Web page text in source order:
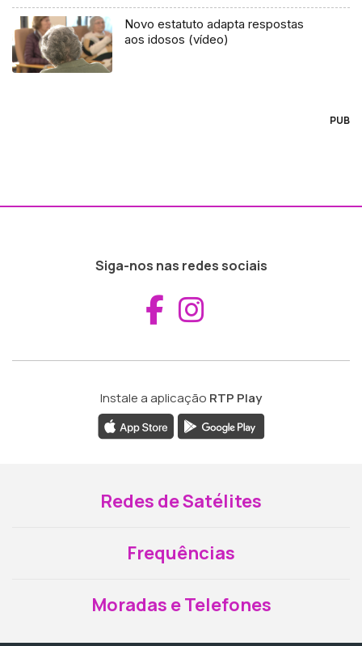
Novo estatuto adapta respostas
aos idosos (vídeo)
PUB
Siga-nos nas redes sociais
Aceder ao
Instale a aplicação RTP Play
Redes de Satélites
Frequências
Moradas e Telefones